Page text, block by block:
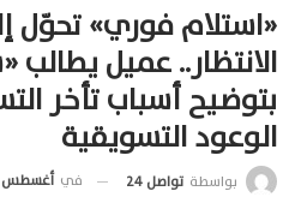
«استلام فوري» تحوّل
الانتظار.. عميل
بتوضيح أسباب تأخر
الوعود التسويقية
بواسطة تواصل 24 في أغسطس 7, 2026